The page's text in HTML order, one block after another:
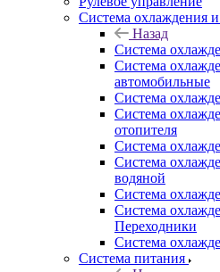
Система охлаждения
Назад
Система
Система
автомобильные
Система
Система
отопителя
Система
Система
водяной
Система
Система
Переходники
Система
Система питания